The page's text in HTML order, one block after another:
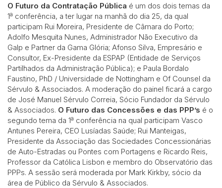
O Futuro da Contratação Pública é um dos dois temas da
1ª conferência, a ter lugar na manhã do dia 25, da qual
participam Rui Moreira, Presidente de Câmara do Porto;
Adolfo Mesquita Nunes, Administrador Não Executivo da
Galp e Partner da Gama Glória; Afonso Silva, Empresário e
Consultor, Ex-Presidente da ESPAP (Entidade de Serviços
Partilhados da Administração Pública); e Paula Bordalo
Faustino, PhD / Universidade de Nottingham e Of Counsel da
Sérvulo & Associados. A moderação do painel ficará a cargo
de José Manuel Sérvulo Correia, Sócio Fundador da Sérvulo
& Associados. O Futuro das Concessões e das PPP’s é o
segundo tema da 1ª conferência na qual participam Vasco
Antunes Pereira, CEO Lusíadas Saúde; Rui Manteigas,
Presidente da Associação das Sociedades Concessionárias
de Auto-Estradas ou Pontes com Portagens e Ricardo Reis,
Professor da Católica Lisbon e membro do Observatório das
PPPs. A sessão será moderada por Mark Kirkby, sócio da
área de Público da Sérvulo & Associados.